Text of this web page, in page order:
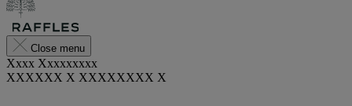
Close menu
Xxxx Xxxxxxxxx
XXXXXX X XXXXXXXX X